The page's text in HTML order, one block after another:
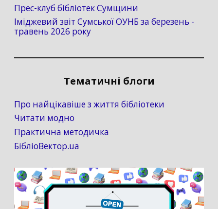
Прес-клуб бібліотек Сумщини
Іміджевий звіт Сумської ОУНБ за березень -
травень 2026 року
Тематичні блоги
Про найцікавіше з життя бібліотеки
Читати модно
Практична методичка
БібліоВектор.ua